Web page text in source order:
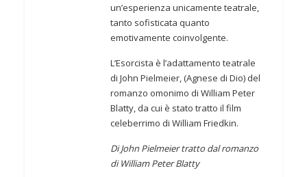
un’esperienza unicamente teatrale,
tanto sofisticata quanto
emotivamente coinvolgente.
L’Esorcista è l’adattamento teatrale
di John Pielmeier, (Agnese di Dio) del
romanzo omonimo di William Peter
Blatty, da cui è stato tratto il film
celeberrimo di William Friedkin.
Di John Pielmeier tratto dal romanzo
di William Peter Blatty